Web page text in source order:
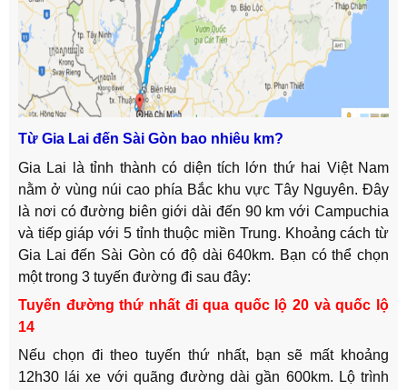
Từ Gia Lai đến Sài Gòn bao nhiêu km?
Gia Lai là tỉnh thành có diện tích lớn thứ hai Việt Nam
nằm ở vùng núi cao phía Bắc khu vực Tây Nguyên. Đây
là nơi có đường biên giới dài đến 90 km với Campuchia
và tiếp giáp với 5 tỉnh thuộc miền Trung. Khoảng cách từ
Gia Lai đến Sài Gòn có độ dài 640km. Bạn có thể chọn
một trong 3 tuyến đường đi sau đây:
Tuyến đường thứ nhất đi qua quốc lộ 20 và quốc lộ
14
Nếu chọn đi theo tuyến thứ nhất, bạn sẽ mất khoảng
12h30 lái xe với quãng đường dài gần 600km. Lộ trình